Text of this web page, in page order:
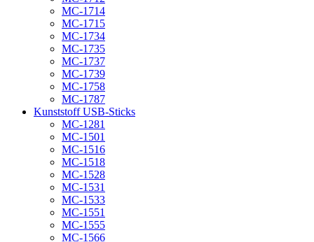
MC-1714
MC-1715
MC-1734
MC-1735
MC-1737
MC-1739
MC-1758
MC-1787
Kunststoff USB-Sticks
MC-1281
MC-1501
MC-1516
MC-1518
MC-1528
MC-1531
MC-1533
MC-1551
MC-1555
MC-1566